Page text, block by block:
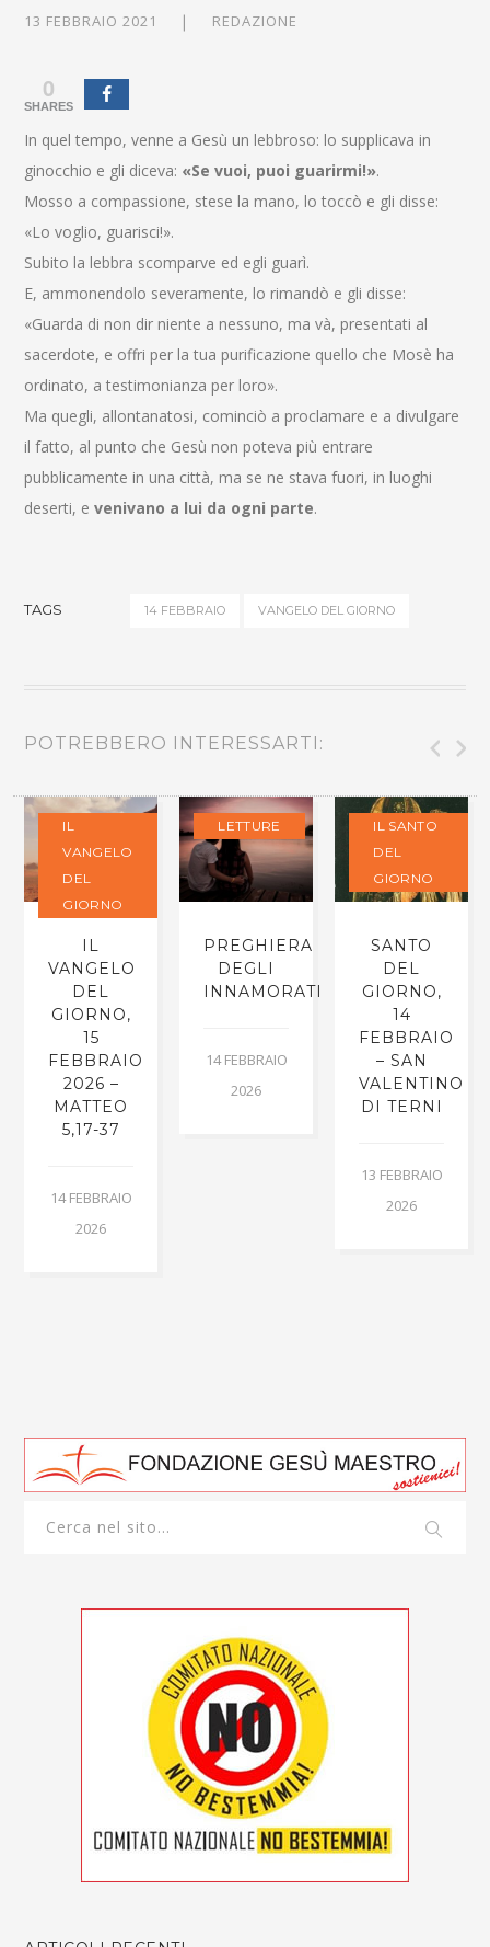
13 FEBBRAIO 2021 REDAZIONE
0
SHARES
In quel tempo, venne a Gesù un lebbroso: lo supplicava in
ginocchio e gli diceva: «Se vuoi, puoi guarirmi!».
Mosso a compassione, stese la mano, lo toccò e gli disse:
«Lo voglio, guarisci!».
Subito la lebbra scomparve ed egli guarì.
E, ammonendolo severamente, lo rimandò e gli disse:
«Guarda di non dir niente a nessuno, ma và, presentati al
sacerdote, e offri per la tua purificazione quello che Mosè ha
ordinato, a testimonianza per loro».
Ma quegli, allontanatosi, cominciò a proclamare e a divulgare
il fatto, al punto che Gesù non poteva più entrare
pubblicamente in una città, ma se ne stava fuori, in luoghi
deserti, evenivano a lui da ogni parte.
TAGS 14 FEBBRAIO VANGELO DEL GIORNO
POTREBBERO INTERESSARTI:
IL
VANGELO
DEL
GIORNO
IL
VANGELO
DEL
GIORNO,
15
FEBBRAIO
2026 –
MATTEO
5,17-37
14 FEBBRAIO
2026
LETTURE
PREGHIERA
DEGLI
INNAMORATI
14 FEBBRAIO
2026
IL SANTO
DEL
GIORNO
SANTO
DEL
GIORNO,
14
FEBBRAIO
– SAN
VALENTINO
DI TERNI
13 FEBBRAIO
2026